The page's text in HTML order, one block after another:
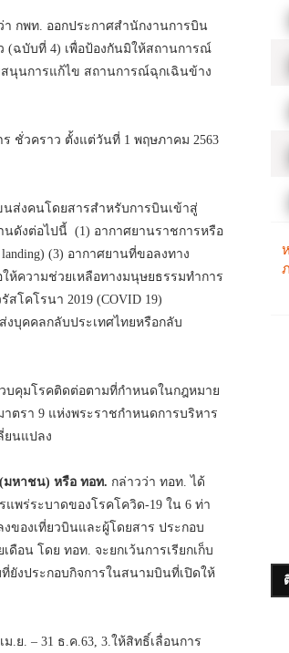
า กพท. ออกประกาศสำนักงานการบิน
(ฉบับที่ 4) เพื่อป้องกันมิให้สถานการณ์
สนุนการแก้ไข สถานการณ์ฉุกเฉินข้าง
ชั่วคราว ตั้งแต่วันที่ 1 พฤษภาคม 2563
ส่งคนโดยสารสำหรับการบินเข้าสู่
นดังต่อไปนี้ (1) อากาศยานราชการหรือ
(3) อากาศยานที่ขอลงทาง
ให้ความช่วยเหลือทางมนุษยธรรมทำการ
โคโรนา 2019 (COVID 19)
งบุคคลกลับประเทศไทยหรือกลับ
บคุมโรคติดต่อตามที่กำหนดในกฎหมาย
ตรา 9 แห่งพระราชกำหนดการบริหาร
ยนแปลง
มหาชน) หรือ ทอท. กล่าวว่า ทอท. ได้
พร่ระบาดของโรคโควิด-19 ใน 6 ท่า
ของเที่ยวบินและผู้โดยสาร ประกอบ
อน โดย ทอท. จะยกเว้นการเรียกเก็บ
ที่ยังประกอบกิจการในสนามบินที่เปิดให้
.ย. – 31 ธ.ค.63, 3.ให้สิทธิ์เลื่อนการ